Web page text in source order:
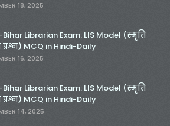
18, 2025
Bihar Librarian Exam: LIS Model (स्मृति
MCQ in Hindi-Daily
16, 2025
Bihar Librarian Exam: LIS Model (स्मृति
MCQ in Hindi-Daily
14, 2025